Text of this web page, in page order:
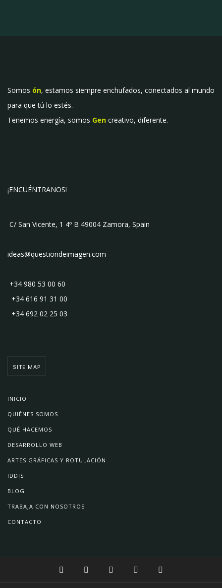
Somos ón, estamos siempre enchufados, conectados al mundo
para que tú lo estés.
Tenemos energía, somos Gen creativo, diferente.
¡ENCUÉNTRANOS!
C/ San Vicente, 1 4º B 49004 Zamora, Spain
ideas@questiondeimagen.com
+34 980 53 00 60
+34 616 91 31 00
+34 692 02 25 03
SITE MAP
INICIO
QUIÉNES SOMOS
QUÉ HACEMOS
DESARROLLO WEB
ARTES GRÁFICAS Y ROTULACIÓN
IDDIS
BLOG
TRABAJA CON NOSOTROS
CONTACTO